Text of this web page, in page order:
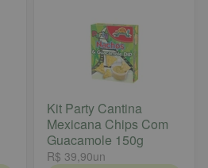
Kit Party Cantina
Mexicana Chips Com
Guacamole 150g
R$ 39,90un